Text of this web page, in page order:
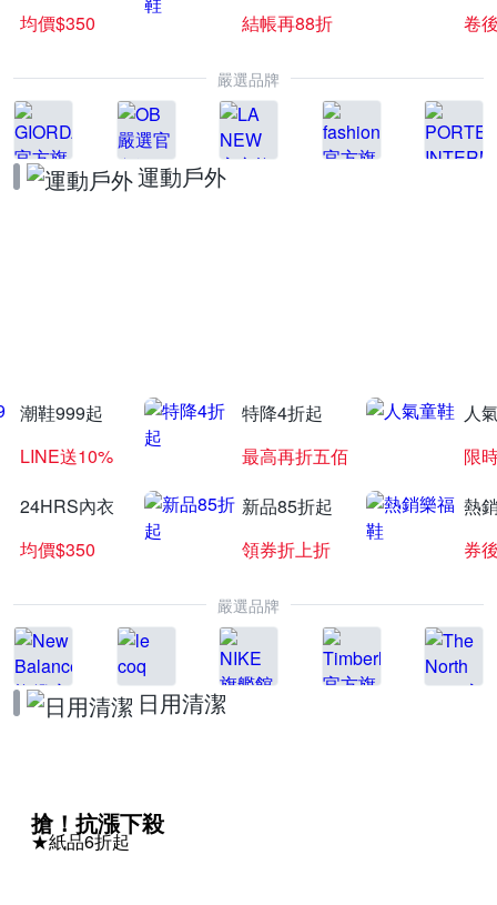
均價$350
結帳再88折
卷
嚴選品牌
運動戶外
潮鞋999起
LINE送10%
特降4折起
最高再折五佰
人
限
24HRS內衣
均價$350
新品85折起
領券折上折
熱
券
嚴選品牌
日用清潔
搶！抗漲下殺
★紙品6折起